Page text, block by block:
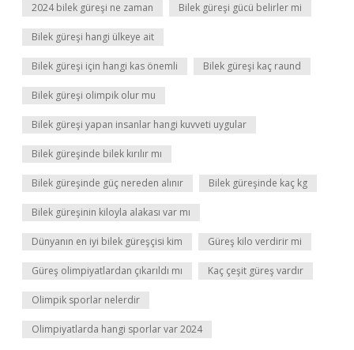
2024 bilek güreşi ne zaman Bilek güreşi gücü belirler mi
Bilek güreşi hangi ülkeye ait
Bilek güreşi için hangi kas önemli Bilek güreşi kaç raund
Bilek güreşi olimpik olur mu
Bilek güreşi yapan insanlar hangi kuvveti uygular
Bilek güreşinde bilek kırılır mı
Bilek güreşinde güç nereden alınır Bilek güreşinde kaç kg
Bilek güreşinin kiloyla alakası var mı
Dünyanın en iyi bilek güreşçisi kim Güreş kilo verdirir mi
Güreş olimpiyatlardan çıkarıldı mı Kaç çeşit güreş vardır
Olimpik sporlar nelerdir
Olimpiyatlarda hangi sporlar var 2024